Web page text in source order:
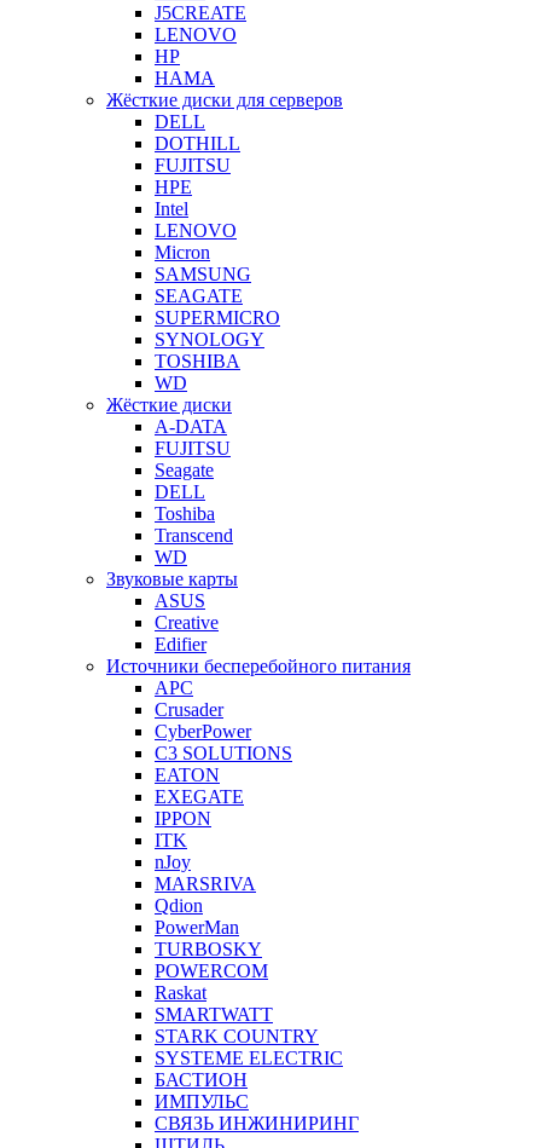
J5CREATE
LENOVO
HP
HAMA
Жёсткие диски для серверов
DELL
DOTHILL
FUJITSU
HPE
Intel
LENOVO
Micron
SAMSUNG
SEAGATE
SUPERMICRO
SYNOLOGY
TOSHIBA
WD
Жёсткие диски
A-DATA
FUJITSU
Seagate
DELL
Toshiba
Transcend
WD
Звуковые карты
ASUS
Creative
Edifier
Источники бесперебойного питания
APC
Crusader
CyberPower
C3 SOLUTIONS
EATON
EXEGATE
IPPON
ITK
nJoy
MARSRIVA
Qdion
PowerMan
TURBOSKY
POWERCOM
Raskat
SMARTWATT
STARK COUNTRY
SYSTEME ELECTRIC
БАСТИОН
ИМПУЛЬС
СВЯЗЬ ИНЖИНИРИНГ